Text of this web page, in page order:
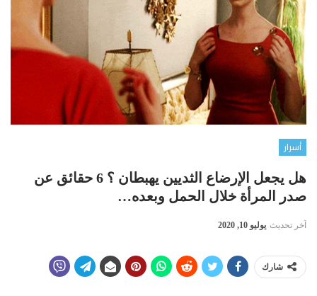
أسرار
هل يجعل الإرضاع الثديين يهبطان ؟ 6 حقائق عن
صدر المرأة خلال الحمل وبعده…
آخر تحديث يوليو 10, 2020
شارك